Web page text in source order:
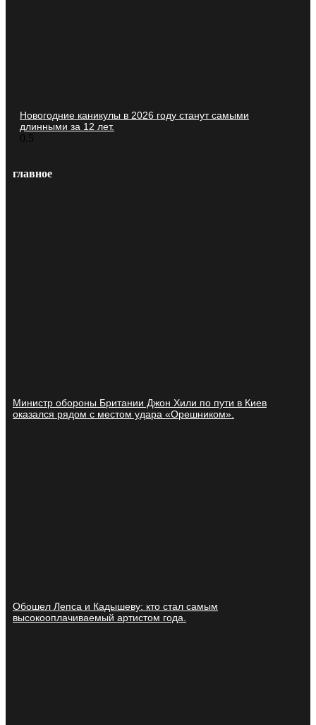
Новогодние каникулы в 2026 году станут самыми
длинными за 12 лет.
главное
Министр обороны Британии Джон Хили по пути в Киев
оказался рядом с местом удара «Орешником».
Обошел Лепса и Кадышеву: кто стал самым
высокооплачиваемый артистом года.